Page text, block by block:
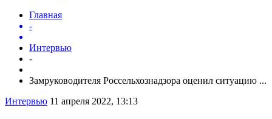
Главная
-
Интервью
-
Замруководителя Россельхознадзора оценил ситуацию ...
Интервью 11 апреля 2022, 13:13